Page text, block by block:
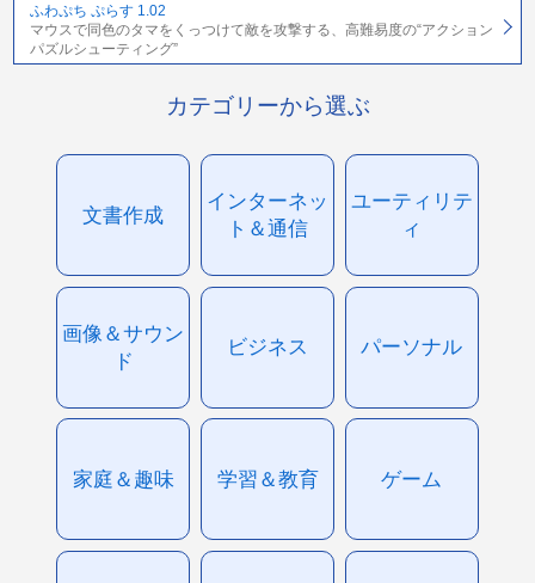
ふわぷち ぷらす 1.02
マウスで同色のタマをくっつけて敵を攻撃する、高難易度の“アクション
パズルシューティング”
カテゴリーから選ぶ
文書作成
インターネッ
ト＆通信
ユーティリテ
ィ
画像＆サウン
ド
ビジネス パーソナル
家庭＆趣味 学習＆教育 ゲーム